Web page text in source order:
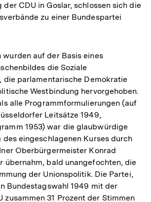
CDU in Goslar, schlossen sich die
zu einer Bundespartei
wurden auf der Basis eines
die Soziale
parlamentarische Demokratie
Westbindung hervorgehoben.
alle Programmformulierungen (auf
Leitsätze 1949,
1953) war die glaubwürdige
des eingeschlagenen Kurses durch
Oberbürgermeister Konrad
übernahm, bald unangefochten, die
der Unionspolitik. Die Partei,
Bundestagswahl 1949 mit der
zusammen 31 Prozent der Stimmen